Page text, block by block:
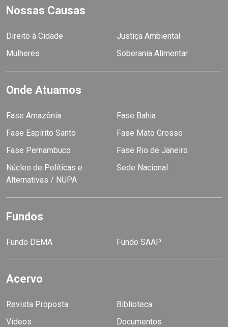
Nossas Causas
Direito à Cidade
Justiça Ambiental
Mulheres
Soberania Alimentar
Onde Atuamos
Fase Amazônia
Fase Bahia
Fase Espírito Santo
Fase Mato Grosso
Fase Pernambuco
Fase Rio de Janeiro
Núcleo de Políticas e
Alternativas / NUPA
Sede Nacional
Fundos
Fundo DEMA Fundo SAAP
Acervo
Revista Proposta
Biblioteca
Vídeos
Documentos